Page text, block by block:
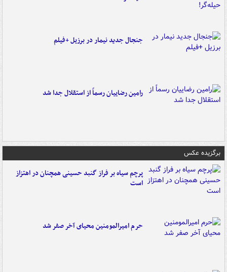
جنجال جدید نیمار در برزیل +فیلم
رامین رضاییان رسماً از استقلال جدا شد
برگزیده عکس
پرچم سیاه بر فراز گنبد حسینی همچنان در اهتزاز
است
حرم امیرالمومنین محیای آخر صفر شد